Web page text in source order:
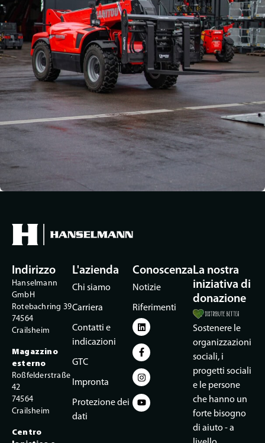
Indirizzo
Hanselmann
GmbH
Rotebachring 39
74564
Crailsheim
Magazzino
esterno
Roßfelderstraße
42
74564
Crailsheim
Centro
L'azienda
Chi siamo
Carriera
Contatti e
indicazioni
GTC
Impronta
Protezione dei
dati
Conoscenza
Notizie
Riferimenti
La nostra
iniziativa di
donazione
Sostenere le
organizzazioni
sociali, i
progetti sociali
e le persone
che hanno un
forte bisogno
di aiuto - a